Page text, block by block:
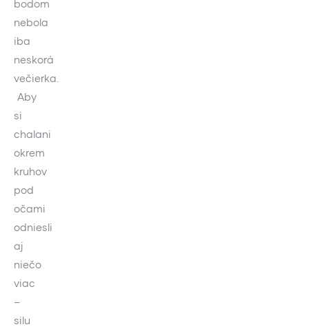
bodom
nebola
iba
neskorá
večierka.
Aby
si
chalani
okrem
kruhov
pod
očami
odniesli
aj
niečo
viac
–
silu